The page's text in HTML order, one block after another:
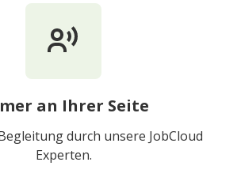
an Ihrer Seite
durch unsere JobCloud
Experten.